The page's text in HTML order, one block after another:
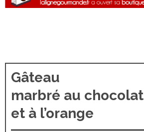
Gâteau
marbré au chocolat
et à l’orange